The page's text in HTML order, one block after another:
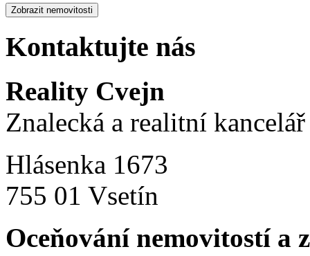
Kontaktujte nás
Reality Cvejn
Znalecká a realitní kancelář
Hlásenka 1673
755 01 Vsetín
Oceňování nemovitostí a